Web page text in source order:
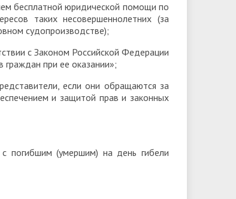
бесплатной юридической помощи по
таких несовершеннолетних (за
судопроизводстве);
с Законом Российской Федерации
при ее оказании»;
если они обращаются за
и защитой прав и законных
с погибшим (умершим) на день гибели